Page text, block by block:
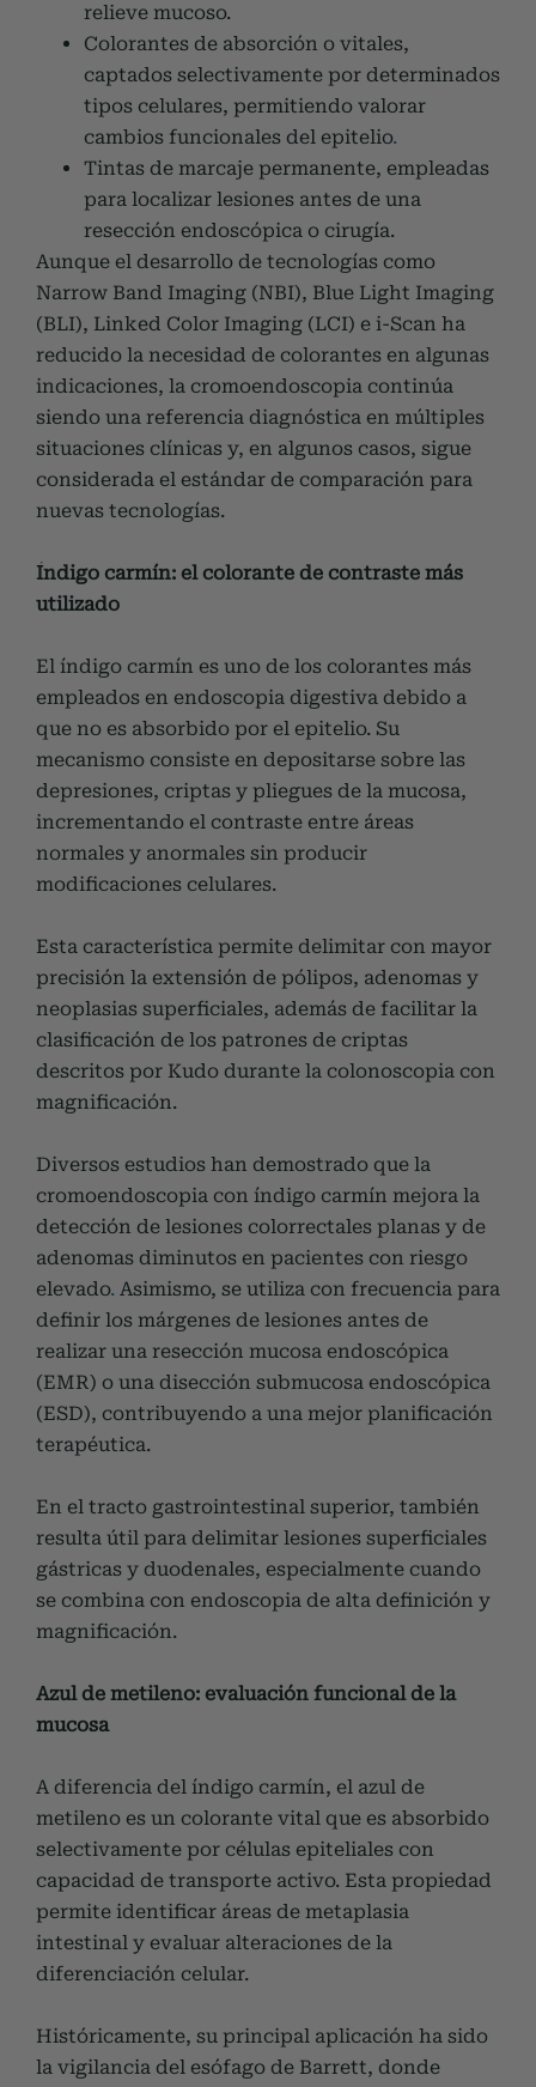
relieve mucoso.
Colorantes de absorción o vitales,
captados selectivamente por determinados
tipos celulares, permitiendo valorar
cambios funcionales del epitelio.
Tintas de marcaje permanente, empleadas
para localizar lesiones antes de una
resección endoscópica o cirugía.
Aunque el desarrollo de tecnologías como
Narrow Band Imaging (NBI), Blue Light Imaging
(BLI), Linked Color Imaging (LCI) e i-Scan ha
reducido la necesidad de colorantes en algunas
indicaciones, la cromoendoscopia continúa
siendo una referencia diagnóstica en múltiples
situaciones clínicas y, en algunos casos, sigue
considerada el estándar de comparación para
nuevas tecnologías.
Índigo carmín: el colorante de contraste más
utilizado
El índigo carmín es uno de los colorantes más
empleados en endoscopia digestiva debido a
que no es absorbido por el epitelio. Su
mecanismo consiste en depositarse sobre las
depresiones, criptas y pliegues de la mucosa,
incrementando el contraste entre áreas
normales y anormales sin producir
modificaciones celulares.
Esta característica permite delimitar con mayor
precisión la extensión de pólipos, adenomas y
neoplasias superficiales, además de facilitar la
clasificación de los patrones de criptas
descritos por Kudo durante la colonoscopia con
magnificación.
Diversos estudios han demostrado que la
cromoendoscopia con índigo carmín mejora la
detección de lesiones colorrectales planas y de
adenomas diminutos en pacientes con riesgo
elevado. Asimismo, se utiliza con frecuencia para
definir los márgenes de lesiones antes de
realizar una resección mucosa endoscópica
(EMR) o una disección submucosa endoscópica
(ESD), contribuyendo a una mejor planificación
terapéutica.
En el tracto gastrointestinal superior, también
resulta útil para delimitar lesiones superficiales
gástricas y duodenales, especialmente cuando
se combina con endoscopia de alta definición y
magnificación.
Azul de metileno: evaluación funcional de la
mucosa
A diferencia del índigo carmín, el azul de
metileno es un colorante vital que es absorbido
selectivamente por células epiteliales con
capacidad de transporte activo. Esta propiedad
permite identificar áreas de metaplasia
intestinal y evaluar alteraciones de la
diferenciación celular.
Históricamente, su principal aplicación ha sido
la vigilancia del esófago de Barrett, donde